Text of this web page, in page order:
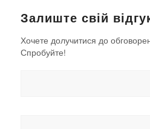
Залиште свій
Хочете долучитися до
Спробуйте!